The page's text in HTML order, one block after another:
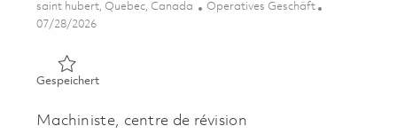
Ort
saint hubert, Quebec, Canada Kategorie
Operatives Geschäft
Posted Date
07/28/2026
GespeichertGespeichert Machiniste, Centre de révision 01854455
Machiniste, centre de révision